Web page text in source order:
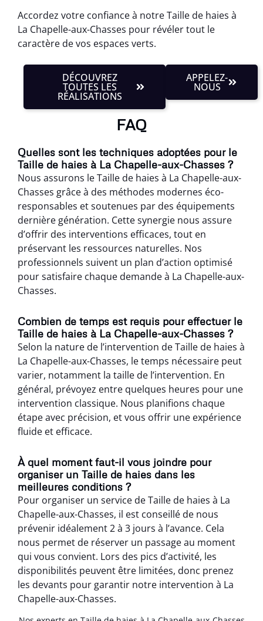
Accordez votre confiance à notre Taille de haies à
La Chapelle-aux-Chasses pour révéler tout le
caractère de vos espaces verts.
DÉCOUVREZ
TOUTES LES
RÉALISATIONS
APPELEZ-
NOUS
FAQ
Quelles sont les techniques adoptées pour le
Taille de haies à La Chapelle-aux-Chasses ?
Nous assurons le Taille de haies à La Chapelle-aux-
Chasses grâce à des méthodes modernes éco-
responsables et soutenues par des équipements
dernière génération. Cette synergie nous assure
d’offrir des interventions efficaces, tout en
préservant les ressources naturelles. Nos
professionnels suivent un plan d’action optimisé
pour satisfaire chaque demande à La Chapelle-aux-
Chasses.
Combien de temps est requis pour effectuer le
Taille de haies à La Chapelle-aux-Chasses ?
Selon la nature de l’intervention de Taille de haies à
La Chapelle-aux-Chasses, le temps nécessaire peut
varier, notamment la taille de l’intervention. En
général, prévoyez entre quelques heures pour une
intervention classique. Nous planifions chaque
étape avec précision, et vous offrir une expérience
fluide et efficace.
À quel moment faut-il vous joindre pour
organiser un Taille de haies dans les
meilleures conditions ?
Pour organiser un service de Taille de haies à La
Chapelle-aux-Chasses, il est conseillé de nous
prévenir idéalement 2 à 3 jours à l’avance. Cela
nous permet de réserver un passage au moment
qui vous convient. Lors des pics d’activité, les
disponibilités peuvent être limitées, donc prenez
les devants pour garantir notre intervention à La
Chapelle-aux-Chasses.